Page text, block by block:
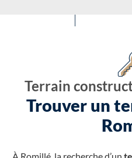
Terrain
Trouver un